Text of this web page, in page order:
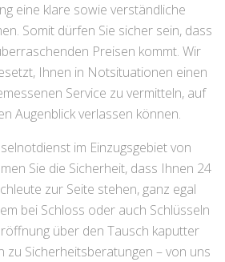
eine klare sowie verständliche
Somit dürfen Sie sicher sein, dass
Preisen kommt. Wir
Ihnen in Notsituationen einen
Service zu vermitteln, auf
Augenblick verlassen können.
im Einzugsgebiet von
Sie die Sicherheit, dass Ihnen 24
zur Seite stehen, ganz egal
bei Schloss oder auch Schlüsseln
über den Tausch kaputter
zu Sicherheitsberatungen – von uns